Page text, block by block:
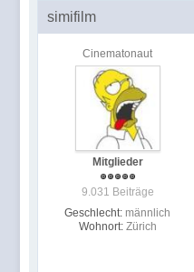
simifilm
Cinematonaut
Mitglieder
9.031 Beiträge
Geschlecht: männlich
Wohnort: Zürich